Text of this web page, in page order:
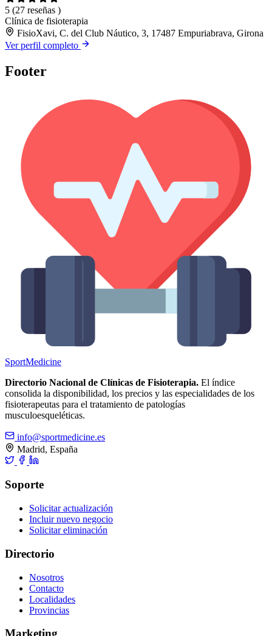
5 (27 reseñas )
Clínica de fisioterapia
FisioXavi, C. del Club Náutico, 3, 17487 Empuriabrava, Girona
Ver perfil completo
Footer
SportMedicine
Directorio Nacional de Clínicas de Fisioterapia. El índice
consolida la disponibilidad, los precios y las especialidades de los
fisioterapeutas para el tratamiento de patologías
musculoesqueléticas.
info@sportmedicine.es
Madrid, España
Soporte
Solicitar actualización
Incluir nuevo negocio
Solicitar eliminación
Directorio
Nosotros
Contacto
Localidades
Provincias
Marketing